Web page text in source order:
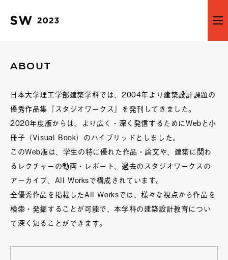
ABOUT
日本大学理工学部建築学科では、2004年より建築設計課題の
優秀作品集『スタジオワークス』を発刊してきました。
2020年度版からは、より広く・深く発信するためにWebと小
冊子（Visual Book）のハイブリッドとしました。
このWeb版は、学生の特に優れた作品・論文や、建築に関わ
るレクチャーの動画・レポート、過去のスタジオワークスの
アーカイブ、All Worksで構成されています。
全優秀作品を掲載したAll Worksでは、様々な視点から作品を
検索・発掘することが可能で、本学科の建築設計教育につい
て深く知ることができます。